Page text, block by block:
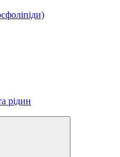
рідин